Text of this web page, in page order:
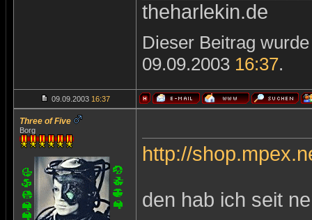
theharlekin.de
Dieser Beitrag
09.09.2003 16:37.
09.09.2003 16:37
Three of Five
Borg
http://
den hab ich seit